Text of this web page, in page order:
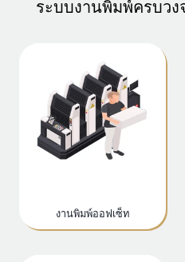
ระบบงานพิมพ์ครบวง
งานพิมพ์ออฟเซ็ท